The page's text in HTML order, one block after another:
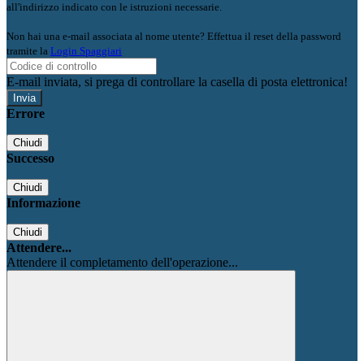
all'indirizzo indicato con le istruzioni necessarie.
Non hai una e-mail associata al nome utente? Effettua il reset della password
tramite la Login Spaggiari
E-mail inviata, si prega di controllare la casella di posta elettronica!
Errore
Chiudi
Successo
Chiudi
Informazione
Chiudi
Attendere...
Attendere il completamento dell'operazione...